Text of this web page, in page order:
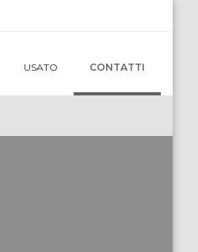
USATO CONTATTI